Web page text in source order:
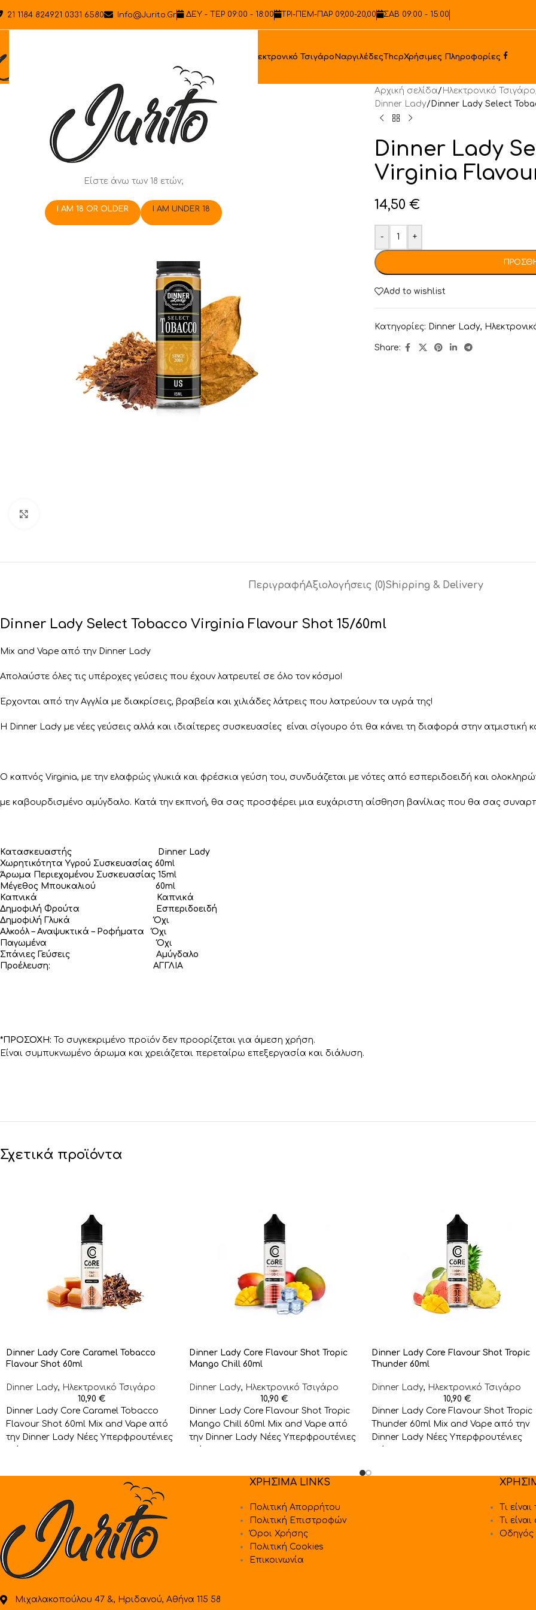
Είστε άνω των 18 ετών;
I AM 18 OR OLDER I AM UNDER 18
21 1184 824921 0331 6580 Info@jurito.gr ΔΕΥ - ΤΕΡ 09:00 - 18:00 ΤΡΙ-ΠΕΜ-ΠΑΡ 09,00-20,00 ΣΑΒ 09:00 - 15:00
Ηλεκτρονικό Τσιγάρο ΝαργιλέδεςThcpΧρήσιμες Πληροφορίες
Αρχική σελίδα/ Ηλεκτρονικό Τσιγάρο
Dinner Lady/ Dinner Lady Select
Dinner Lady
Virginia
14,50 €
- +
Add to wishlist
Κατηγορίες: Dinner Lady,
Share:
ΠεριγραφήΑξιολογήσεις (0)Shipping & Delivery
Dinner Lady Select Tobacco Virginia Flavour Shot 15/60ml
Mix and Vape από την Dinner Lady
Απολαύστε όλες τις υπέροχες γεύσεις που έχουν λατρευτεί σε όλο τον κόσμο!
Έρχονται από την Αγγλία με διακρίσεις, βραβεία και χιλιάδες λάτρεις που λατρεύουν τα υγρά της!
Η Dinner Lady με νέες γεύσεις αλλά και ιδιαίτερες συσκευασίες είναι σίγουρο ότι θα κάνει τη διαφορά στην ατμιστική
Ο καπνός Virginia, με την ελαφρώς γλυκιά και φρέσκια γεύση του, συνδυάζεται με νότες από εσπεριδοειδή και
με καβουρδισμένο αμύγδαλο. Κατά την εκπνοή, θα σας προσφέρει μια ευχάριστη αίσθηση βανίλιας που θα σας
Κατασκευαστής Dinner Lady
Χωρητικότητα Υγρού Συσκευασίας 60ml
Άρωμα Περιεχομένου Συσκευασίας 15ml
Μέγεθος Μπουκαλιού 60ml
Καπνικά Καπνικά
Δημοφιλή Φρούτα Εσπεριδοειδή
Δημοφιλή Γλυκά Όχι
Αλκοόλ – Αναψυκτικά – Ροφήματα Όχι
Παγωμένα Όχι
Σπάνιες Γεύσεις Αμύγδαλο
Προέλευση: ΑΓΓΛΙΑ
*ΠΡΟΣΟΧΗ: Το συγκεκριμένο προϊόν δεν προορίζεται για άμεση χρήση.
Είναι συμπυκνωμένο άρωμα και χρειάζεται περεταίρω επεξεργασία και διάλυση.
Σχετικά προϊόντα
Dinner Lady Core Caramel Tobacco
Flavour Shot 60ml
Dinner Lady, Ηλεκτρονικό Τσιγάρο
10,90 €
Dinner Lady Core Caramel Tobacco
Flavour Shot 60ml Mix and Vape από
την Dinner Lady Nέες Υπερφρουτένιες
Dinner Lady Core Flavour Shot Tropic
Mango Chill 60ml
Dinner Lady, Ηλεκτρονικό Τσιγάρο
10,90€
Dinner Lady Core Flavour Shot Tropic
Mango Chill 60ml Mix and Vape από
την Dinner Lady Nέες Υπερφρουτένιες
Dinner Lady Core Flavour Shot Tropic
Thunder 60ml
Dinner Lady, Ηλεκτρονικό Τσιγάρο
10,90 €
Dinner Lady Core Flavour Shot Tropic
Thunder 60ml Mix and Vape από την
Dinner Lady Nέες Υπερφρουτένιες
Μιχαλακοπούλου 47 &, Ηριδανού, Αθήνα 115 58
ΧΡΗΣΙΜΑ LINKS
Πολιτική Απορρήτου
Πολιτική Επιστροφών
Όροι Χρήσης
Πολιτική Cookies
Επικοινωνία
Τι
Τι
Οδηγός